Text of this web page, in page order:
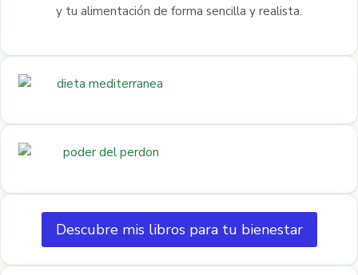
y tu alimentación de forma sencilla y realista.
Descubre mis libros para tu bienestar